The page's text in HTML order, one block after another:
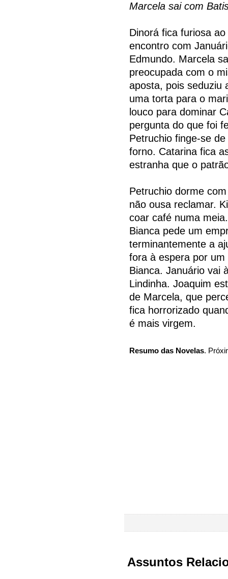
Marcela sai com
Dinorá fica furiosa
encontro com
Edmundo. Marcela
preocupada com o
aposta, pois seduziu
uma torta para o
louco para dominar
pergunta do que foi
Petruchio finge-se
forno. Catarina fica
estranha que o
Petruchio dorme
não ousa reclamar.
coar café numa
Bianca pede um
terminantemente a
fora à espera por
Bianca. Januário vai
Lindinha. Joaquim
de Marcela, que
fica horrorizado
é mais virgem.
Resumo das Novelas.
Assuntos